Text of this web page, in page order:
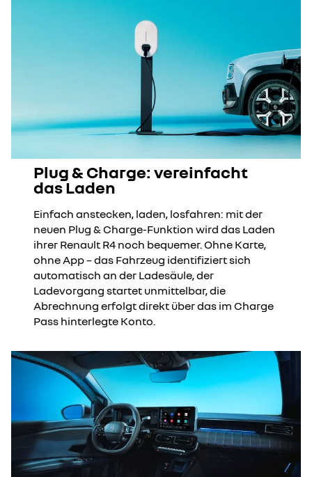
Plug & Charge: vereinfacht
das Laden
Einfach anstecken, laden, losfahren: mit der
neuen Plug & Charge-Funktion wird das Laden
ihrer Renault R4 noch bequemer. Ohne Karte,
ohne App – das Fahrzeug identifiziert sich
automatisch an der Ladesäule, der
Ladevorgang startet unmittelbar, die
Abrechnung erfolgt direkt über das im Charge
Pass hinterlegte Konto.